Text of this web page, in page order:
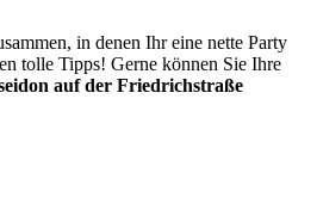
in denen Ihr eine nette Party
tolle Tipps! Gerne können Sie Ihre
auf der Friedrichstraße